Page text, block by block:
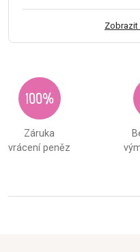
Zobrazit
100%
Záruka
vrácení peněz